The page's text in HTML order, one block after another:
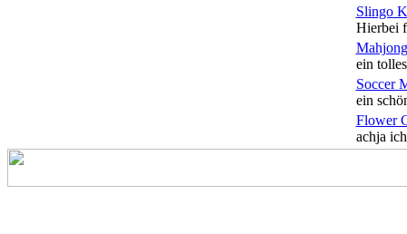
Slingo
Hierbei
ein
Soccer
ein
Flower
achja